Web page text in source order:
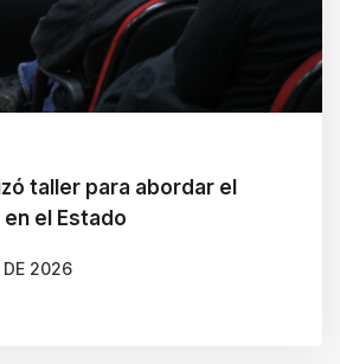
taller para abordar el
el Estado
DE 2026